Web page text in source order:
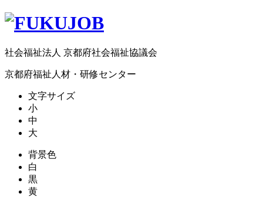
社会福祉法人 京都府社会福祉協議会
京都府福祉人材・研修センター
文字サイズ
小
中
大
背景色
白
黒
黄